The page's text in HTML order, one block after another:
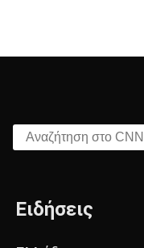
Αναζήτηση στο CNN.gr
Ειδήσεις